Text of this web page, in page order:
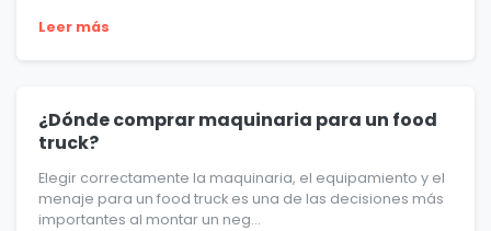
Leer más
¿Dónde comprar maquinaria para un food
truck?
Elegir correctamente la maquinaria, el equipamiento y el
menaje para un food truck es una de las decisiones más
importantes al montar un neg...